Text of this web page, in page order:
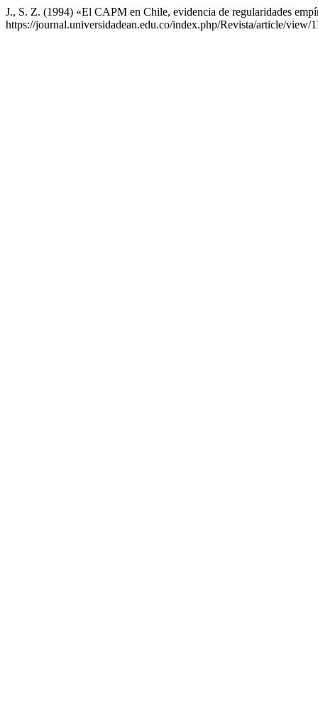
J., S. Z. (1994) «El CAPM en Chile, evidencia de regularidades
https://journal.universidadean.edu.co/index.php/Revista/article/view/